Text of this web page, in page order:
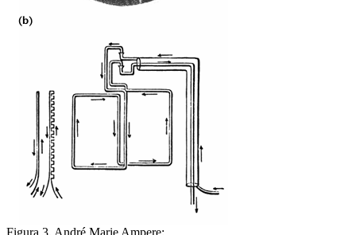
Figura 3. André Marie Ampere: